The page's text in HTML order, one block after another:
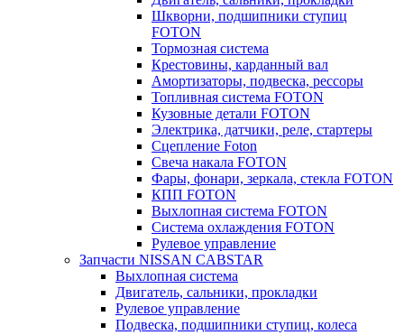
Шкворни, подшипники ступиц
FOTON
Тормозная система
Крестовины, карданный вал
Амортизаторы, подвеска, рессоры
Топливная система FOTON
Кузовные детали FOTON
Электрика, датчики, реле, стартеры
Сцепление Foton
Свеча накала FOTON
Фары, фонари, зеркала, стекла FOTON
КПП FOTON
Выхлопная система FOTON
Система охлаждения FOTON
Рулевое управление
Запчасти NISSAN CABSTAR
Выхлопная система
Двигатель, сальники, прокладки
Рулевое управление
Подвеска, подшипники ступиц, колеса